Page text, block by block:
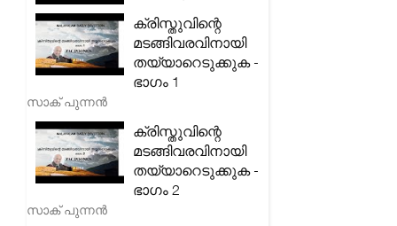
ക്രിസ്തുവിന്റെ
മടങ്ങിവരവിനായി
തയ്യാറെടുക്കുക -
ഭാഗം 1
സാക് പുന്നൻ
ക്രിസ്തുവിന്റെ
മടങ്ങിവരവിനായി
തയ്യാറെടുക്കുക -
ഭാഗം 2
സാക് പുന്നൻ